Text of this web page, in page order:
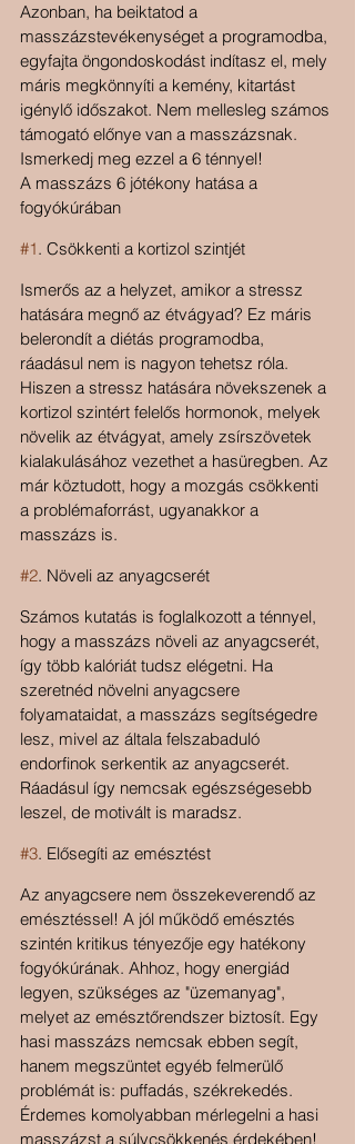
Azonban, ha beiktatod a
masszázstevékenységet a programodba,
egyfajta öngondoskodást indítasz el, mely
máris megkönnyíti a kemény, kitartást
igénylő időszakot. Nem mellesleg számos
támogató előnye van a masszázsnak.
Ismerkedj meg ezzel a 6 ténnyel!
A masszázs 6 jótékony hatása a
fogyókúrában
#1. Csökkenti a kortizol szintjét
Ismerős az a helyzet, amikor a stressz
hatására megnő az étvágyad? Ez máris
belerondít a diétás programodba,
ráadásul nem is nagyon tehetsz róla.
Hiszen a stressz hatására növekszenek a
kortizol szintért felelős hormonok, melyek
növelik az étvágyat, amely zsírszövetek
kialakulásához vezethet a hasüregben. Az
már köztudott, hogy a mozgás csökkenti
a problémaforrást, ugyanakkor a
masszázs is.
#2. Növeli az anyagcserét
Számos kutatás is foglalkozott a ténnyel,
hogy a masszázs növeli az anyagcserét,
így több kalóriát tudsz elégetni. Ha
szeretnéd növelni anyagcsere
folyamataidat, a masszázs segítségedre
lesz, mivel az általa felszabaduló
endorfinok serkentik az anyagcserét.
Ráadásul így nemcsak egészségesebb
leszel, de motivált is maradsz.
#3. Elősegíti az emésztést
Az anyagcsere nem összekeverendő az
emésztéssel! A jól működő emésztés
szintén kritikus tényezője egy hatékony
fogyókúrának. Ahhoz, hogy energiád
legyen, szükséges az "üzemanyag",
melyet az emésztőrendszer biztosít. Egy
hasi masszázs nemcsak ebben segít,
hanem megszüntet egyéb felmerülő
problémát is: puffadás, székrekedés.
Érdemes komolyabban mérlegelni a hasi
masszázst a súlycsökkenés érdekében!